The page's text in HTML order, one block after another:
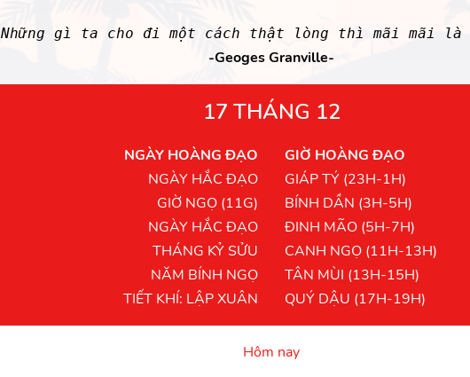
Những gì ta cho đi một cách thật lòng thì mãi mãi
-Geoges Granville-
17 THÁNG 12
NGÀY HOÀNG ĐẠO
NGÀY HẮC ĐẠO
GIỜ NGỌ (11G)
NGÀY HẮC ĐẠO
THÁNG KỶ SỬU
NĂM BÍNH NGỌ
TIẾT KHÍ: LẬP XUÂN
GIỜ HOÀNG ĐẠO
GIÁP TÝ (23H-1H)
BÍNH DẦN (3H-5H)
ĐINH MÃO (5H-7H)
CANH NGỌ (11H-13H)
TÂN MÙI (13H-15H)
QUÝ DẬU (17H-19H)
Hôm nay